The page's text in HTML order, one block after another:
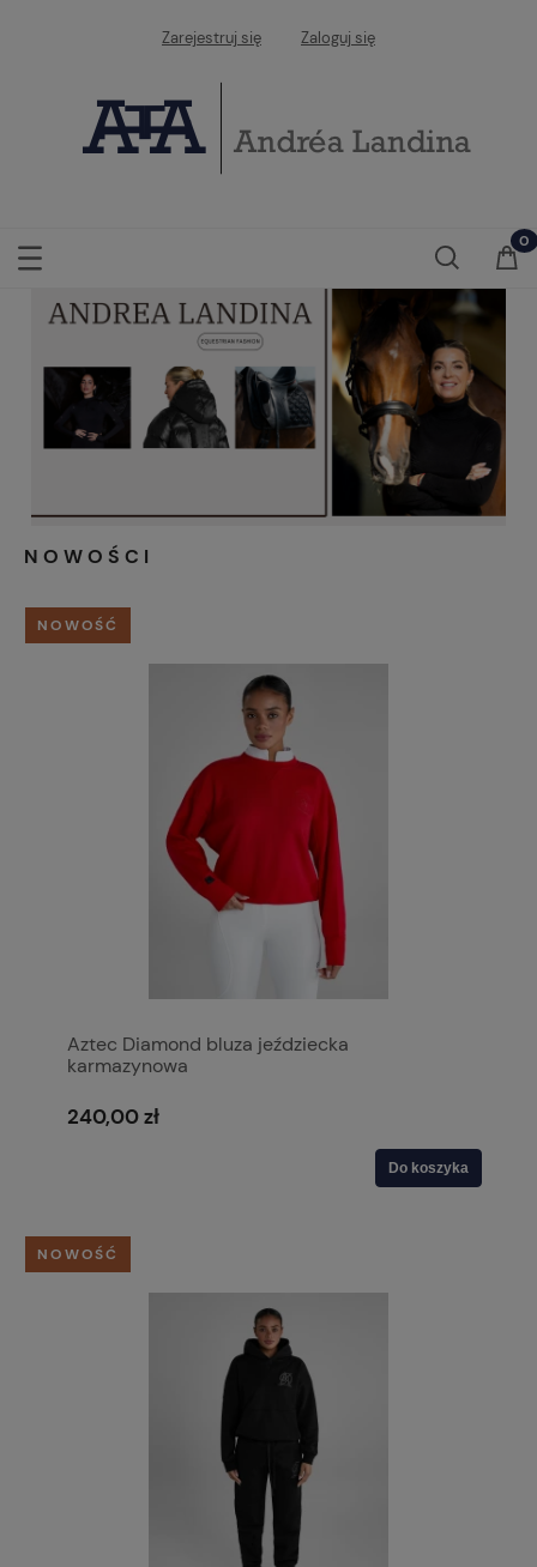
Zarejestruj się Zaloguj się
NOWOŚCI
Aztec Diamond bluza jeździecka
karmazynowa
240,00 zł
Do koszyka
NOWOŚĆ
NOWOŚĆ